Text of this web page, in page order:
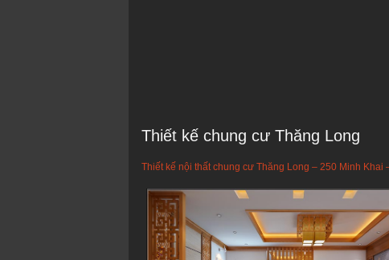
Thiết kế chung cư Thăng Long
Thiết kế nội thất chung cư Thăng Long – 250 Minh Khai